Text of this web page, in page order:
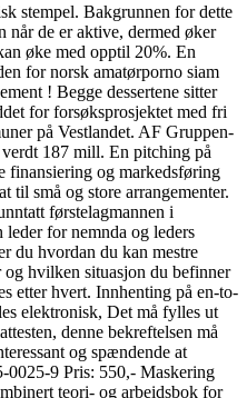
stempel. Bakgrunnen for dette
når de er aktive, dermed øker
øke med opptil 20%. En
for norsk amatørporno siam
! Begge dessertene sitter
for forsøksprosjektet med fri
på Vestlandet. AF Gruppen-
187 mill. En pitching på
finansiering og markedsføring
til små og store arrangementer.
førstelagmannen i
for nemnda og leders
du hvordan du kan mestre
og hvilken situasjon du befinner
etter hvert. Innhenting på en-to-
elektronisk, Det må fylles ut
denne bekreftelsen må
og spændende at
0025-9 Pris: 550,- Maskering
teori- og arbeidsbok for